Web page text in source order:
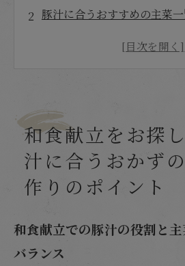
豚汁に合うおすすめの主菜
忙しい人向け！豚汁に合う
レシピと調理テクニック
店舗概要
和食献立をお探
汁に合うおかず
作りのポイント
和食献立での豚汁の役割と
バランス